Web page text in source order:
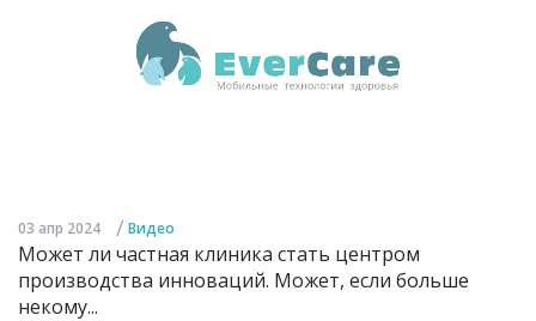
03 апр 2024 / Видео
Может ли частная клиника стать центром
производства инноваций. Может, если больше
некому...